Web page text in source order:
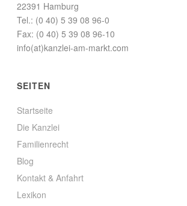
22391 Hamburg
Tel.: (0 40) 5 39 08 96-0
Fax: (0 40) 5 39 08 96-10
info(at)kanzlei-am-markt.com
SEITEN
Startseite
Die Kanzlei
Familienrecht
Blog
Kontakt & Anfahrt
Lexikon